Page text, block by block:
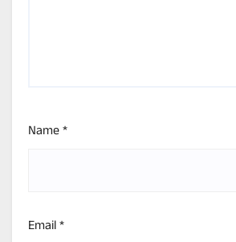
Name*
Email*